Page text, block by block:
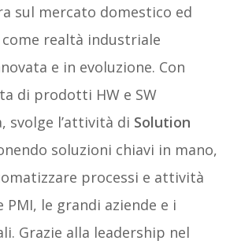
sul mercato domestico ed
realtà industriale
e in evoluzione. Con
di prodotti HW e SW
svolge l’attività di Solution
soluzioni chiavi in mano,
processi e attività
PMI, le grandi aziende e i
Grazie alla leadership nel